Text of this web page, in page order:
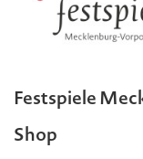
Festspiele
Shop